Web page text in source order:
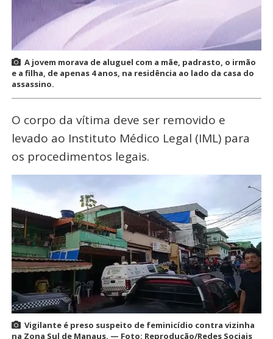
A jovem morava de aluguel com a mãe, padrasto, o irmão
e a filha, de apenas 4 anos, na residência ao lado da casa do
assassino.
O corpo da vítima deve ser removido e
levado ao Instituto Médico Legal (IML) para
os procedimentos legais.
Vigilante é preso suspeito de feminicídio contra vizinha
na Zona Sul de Manaus. — Foto: Reprodução/Redes Sociais